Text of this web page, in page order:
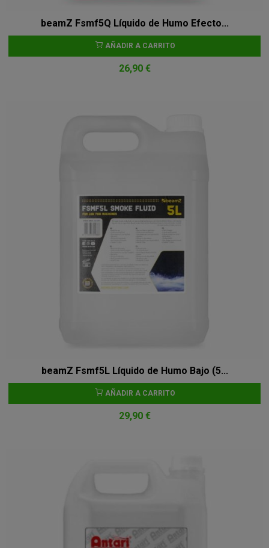
beamZ Fsmf5Q Líquido de Humo Efecto...
AÑADIR A CARRITO
26,90 €
beamZ Fsmf5L Líquido de Humo Bajo (5...
AÑADIR A CARRITO
29,90 €